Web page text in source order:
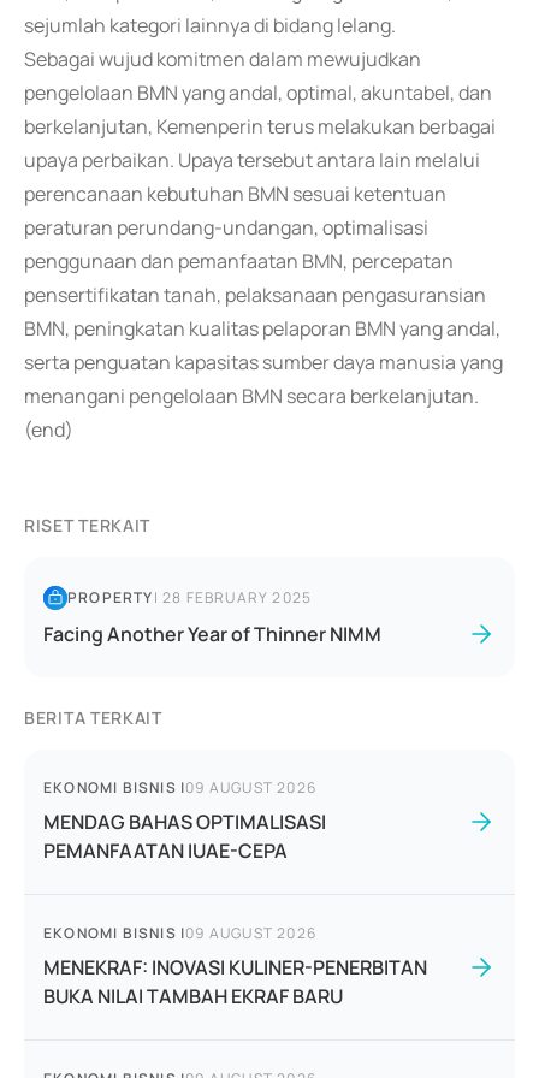
sejumlah kategori lainnya di bidang lelang.
Sebagai wujud komitmen dalam mewujudkan
pengelolaan BMN yang andal, optimal, akuntabel, dan
berkelanjutan, Kemenperin terus melakukan berbagai
upaya perbaikan. Upaya tersebut antara lain melalui
perencanaan kebutuhan BMN sesuai ketentuan
peraturan perundang-undangan, optimalisasi
penggunaan dan pemanfaatan BMN, percepatan
pensertifikatan tanah, pelaksanaan pengasuransian
BMN, peningkatan kualitas pelaporan BMN yang andal,
serta penguatan kapasitas sumber daya manusia yang
menangani pengelolaan BMN secara berkelanjutan.
(end)
RISET TERKAIT
PROPERTY|28 FEBRUARY 2025
Facing Another Year of Thinner NIMM
BERITA TERKAIT
EKONOMI BISNIS |09 AUGUST 2026
MENDAG BAHAS OPTIMALISASI
PEMANFAATAN IUAE-CEPA
EKONOMI BISNIS |09 AUGUST 2026
MENEKRAF: INOVASI KULINER-PENERBITAN
BUKA NILAI TAMBAH EKRAF BARU